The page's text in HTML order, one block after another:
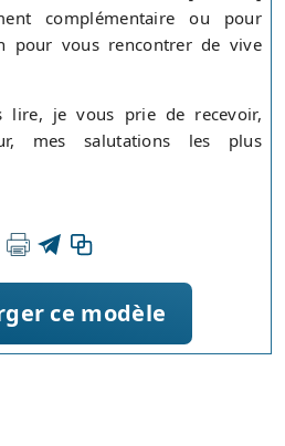
complémentaire ou pour
pour vous rencontrer de vive
lire, je vous prie de recevoir,
mes salutations les plus
ce modèle